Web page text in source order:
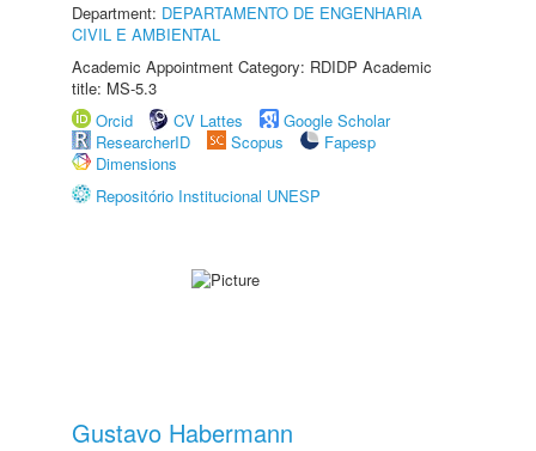
Department: DEPARTAMENTO DE ENGENHARIA
CIVIL E AMBIENTAL
Academic Appointment Category: RDIDP Academic
title: MS-5.3
Orcid
CV Lattes
Google Scholar
ResearcherID
Scopus
Fapesp
Dimensions
Repositório Institucional UNESP
Gustavo Habermann